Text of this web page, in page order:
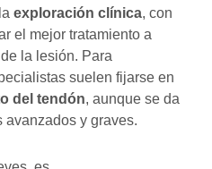
exploración clínica, con
el mejor tratamiento a
la lesión. Para
suelen fijarse en
del tendón, aunque se da
avanzados y graves.